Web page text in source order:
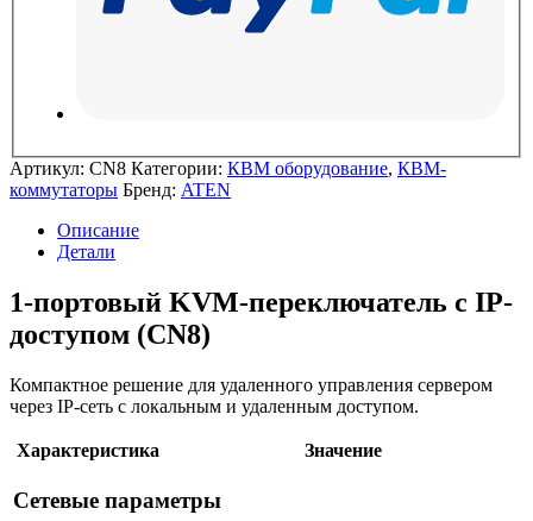
Артикул: CN8 Категории: КВМ оборудование, КВМ-
коммутаторы Бренд: ATEN
Описание
Детали
1-портовый KVM-переключатель с IP-
доступом (CN8)
Компактное решение для удаленного управления сервером
через IP-сеть с локальным и удаленным доступом.
Характеристика Значение
Сетевые параметры